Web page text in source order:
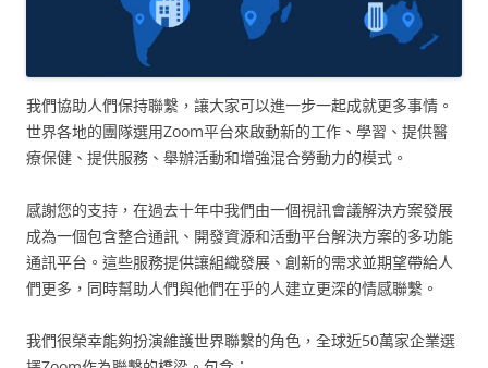
我們協助人們保持聯繫，讓大家可以進一步一起成就更多事情。
世界各地的團隊選用Zoom平台來啟動新的工作、學習、提供醫
療保健、提供服務、舉辦活動和增強混合勞動力的模式。
感謝您的支持，在過去十年中我們由一個視訊會議解決方案發展
成為一個包含整合通訊、開發資源和活動平台解決方案的多功能
通訊平台。這些服務提供讓組織發展、創新的需求並期望帶給人
們更多，同時幫助人們與他們在乎的人建立更深的情感聯繫。
我們很榮幸能夠扮演維護世界聯繫的角色，全球近50萬家企業選